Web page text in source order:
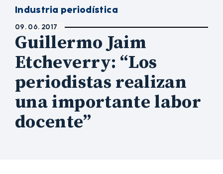
Industria periodística
09. 06. 2017
Guillermo Jaim
Etcheverry: “Los
periodistas realizan
una importante labor
docente”